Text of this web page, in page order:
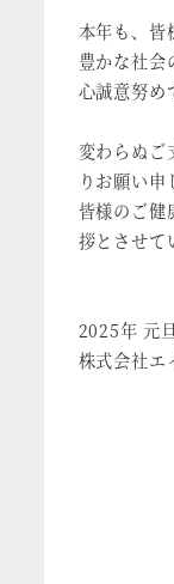
本年も、皆
豊かな社会
心誠意努め
変わらぬご
りお願い申
皆様のご健
拶とさせて
2025年 元
株式会社エ